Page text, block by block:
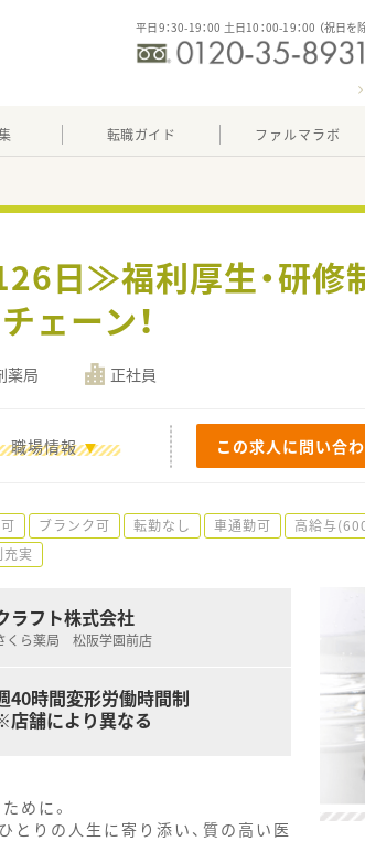
平日9：30-19：00 土日10：00-19：00 （祝日を
転職ガイド ファルマラボ
日≫福利厚生・研修
ェーン！
薬局 正社員
職場情報 この求人に問い合
ブランク可 転勤なし 車通勤可 高給与
充実
ラフト株式会社
くら薬局 松阪学園前店
40時間変形労働時間制
店舗により異なる
めに。
とりの人生に寄り添い、質の高い医